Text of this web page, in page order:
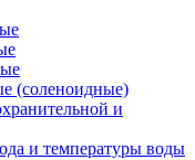
(соленоидные)
и
и температуры воды